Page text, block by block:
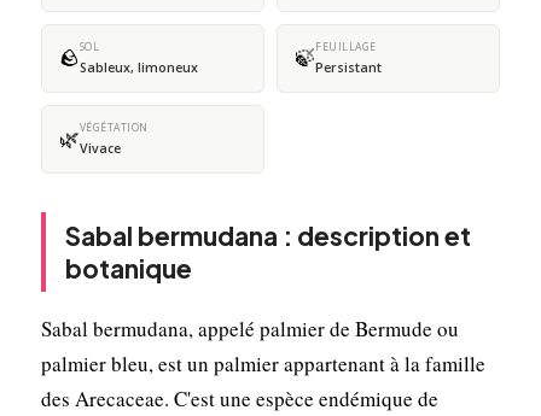
🪨SOL
Sableux, limoneux 🍃FEUILLAGE
Persistant
🌿VÉGÉTATION
Vivace
Sabal bermudana : description et
botanique
Sabal bermudana, appelé palmier de Bermude ou
palmier bleu, est un palmier appartenant à la famille
des Arecaceae. C'est une espèce endémique de